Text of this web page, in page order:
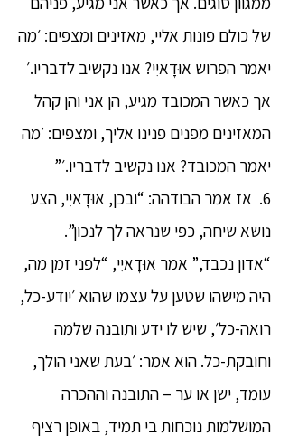
של כולם פונות אליי, מאזינים ומצפים: ׳מה
יאמר הפרוש אוּדָאיִי? אנו נקשיב לדבריו.׳
אך כאשר המכובד מגיע, הן אני והן קהל
המאזינים מפנים פנינו אליך, ומצפים: ׳מה
יאמר המכובד? אנו נקשיב לדבריו.׳”
6. אז אמר הבודהה: “ובכן, אוּדָאיִי, הצע
נושא שיחה, כפי שנראה לך לנכון”.
“אדון נכבד,” אמר אוּדָאיִי, “לפני זמן מה,
היה מישהו שטען על עצמו שהוא ׳יודע-כל,
רואה-כל׳, שיש לו ידע ותובנה שלמה
וחובקת-כל. הוא אמר: ׳בעת שאני הולך,
עומד, ישן או ער – התובנה וההכרה
המושלמות נוכחות בי תמיד, באופן רציף